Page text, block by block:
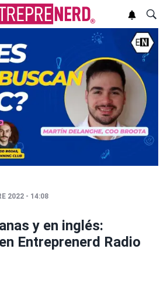
2022 - 14:08
y en inglés:
Entreprenerd Radio